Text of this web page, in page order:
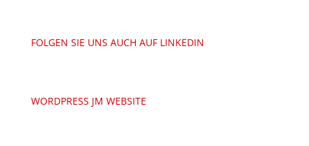
FOLGEN SIE UNS AUCH AUF LINKEDIN
WORDPRESS JM WEBSITE